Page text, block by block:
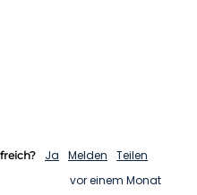
Ja Melden
Teilen
vor einem Monat